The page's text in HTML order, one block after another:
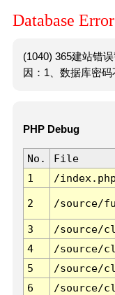
Database Error
(1040) 365建站错
因：1、数据库密码
PHP Debug
No. File
1
/index.php
2 /source/
3 /source/
4
/source/
5
/source/
6
/source/